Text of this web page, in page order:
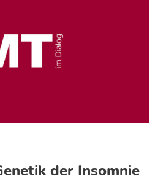
der Insomnie